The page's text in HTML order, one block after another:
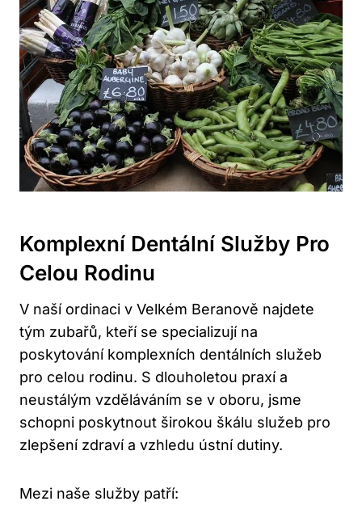
Komplexní Dentální Služby Pro
Celou Rodinu
V naší ordinaci v Velkém Beranově najdete
tým zubařů, kteří se specializují na
poskytování komplexních dentálních služeb
pro celou rodinu. S dlouholetou praxí a
neustálým vzděláváním se v oboru, jsme
schopni poskytnout širokou škálu služeb pro
zlepšení zdraví a vzhledu ústní dutiny.
Mezi naše služby patří: